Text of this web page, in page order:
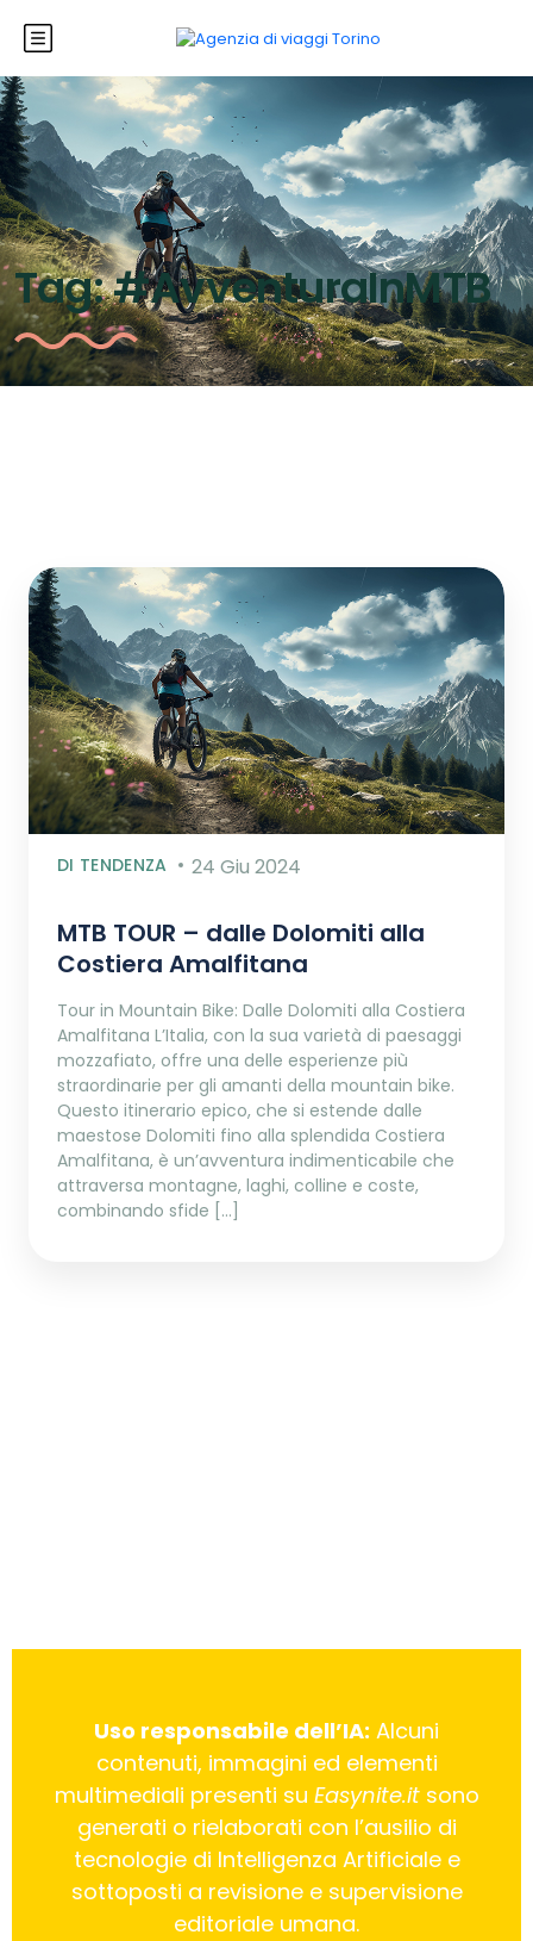
Tag:#AvventuraInMTB
DI TENDENZA 24 Giu 2024
MTB TOUR – dalle Dolomiti alla
Costiera Amalfitana
Tour in Mountain Bike: Dalle Dolomiti alla Costiera
Amalfitana L’Italia, con la sua varietà di paesaggi
mozzafiato, offre una delle esperienze più
straordinarie per gli amanti della mountain bike.
Questo itinerario epico, che si estende dalle
maestose Dolomiti fino alla splendida Costiera
Amalfitana, è un’avventura indimenticabile che
attraversa montagne, laghi, colline e coste,
combinando sfide […]
Uso responsabile dell’IA: Alcuni
contenuti, immagini ed elementi
multimediali presenti su Easynite.itsono
generati o rielaborati con l’ausilio di
tecnologie di Intelligenza Artificiale e
sottoposti a revisione e supervisione
editoriale umana.